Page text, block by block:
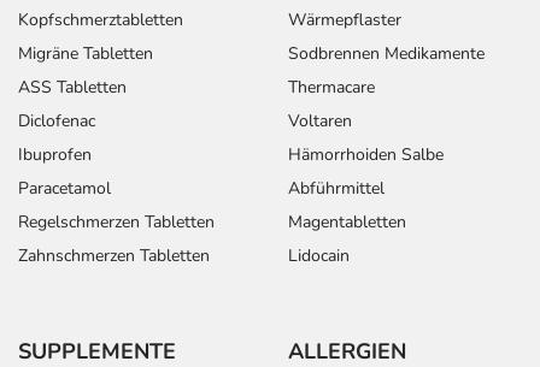
Kopfschmerztabletten
Migräne Tabletten
ASS Tabletten
Diclofenac
Ibuprofen
Paracetamol
Regelschmerzen Tabletten
Zahnschmerzen Tabletten
Wärmepflaster
Sodbrennen Medikamente
Thermacare
Voltaren
Hämorrhoiden Salbe
Abführmittel
Magentabletten
Lidocain
SUPPLEMENTE ALLERGIEN